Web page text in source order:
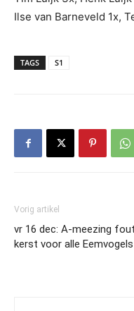
Ilse van Barneveld 1x,
TAGS S1
Vorig artikel
vr 16 dec: A-meezing
kerst voor alle Eemvogels